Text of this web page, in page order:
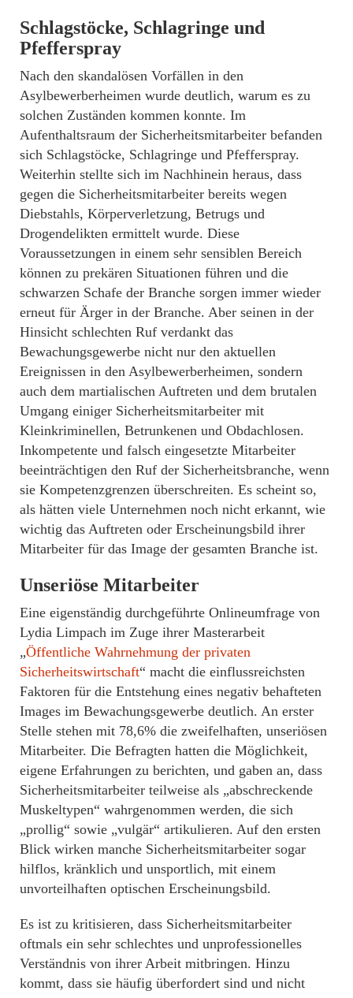
Schlagstöcke, Schlagringe und
Pfefferspray
Nach den skandalösen Vorfällen in den
Asylbewerberheimen wurde deutlich, warum es zu
solchen Zuständen kommen konnte. Im
Aufenthaltsraum der Sicherheitsmitarbeiter befanden
sich Schlagstöcke, Schlagringe und Pfefferspray.
Weiterhin stellte sich im Nachhinein heraus, dass
gegen die Sicherheitsmitarbeiter bereits wegen
Diebstahls, Körperverletzung, Betrugs und
Drogendelikten ermittelt wurde. Diese
Voraussetzungen in einem sehr sensiblen Bereich
können zu prekären Situationen führen und die
schwarzen Schafe der Branche sorgen immer wieder
erneut für Ärger in der Branche. Aber seinen in der
Hinsicht schlechten Ruf verdankt das
Bewachungsgewerbe nicht nur den aktuellen
Ereignissen in den Asylbewerberheimen, sondern
auch dem martialischen Auftreten und dem brutalen
Umgang einiger Sicherheitsmitarbeiter mit
Kleinkriminellen, Betrunkenen und Obdachlosen.
Inkompetente und falsch eingesetzte Mitarbeiter
beeinträchtigen den Ruf der Sicherheitsbranche, wenn
sie Kompetenzgrenzen überschreiten. Es scheint so,
als hätten viele Unternehmen noch nicht erkannt, wie
wichtig das Auftreten oder Erscheinungsbild ihrer
Mitarbeiter für das Image der gesamten Branche ist.
Unseriöse Mitarbeiter
Eine eigenständig durchgeführte Onlineumfrage von
Lydia Limpach im Zuge ihrer Masterarbeit
„Öffentliche Wahrnehmung der privaten
Sicherheitswirtschaft“ macht die einflussreichsten
Faktoren für die Entstehung eines negativ behafteten
Images im Bewachungsgewerbe deutlich. An erster
Stelle stehen mit 78,6% die zweifelhaften, unseriösen
Mitarbeiter. Die Befragten hatten die Möglichkeit,
eigene Erfahrungen zu berichten, und gaben an, dass
Sicherheitsmitarbeiter teilweise als „abschreckende
Muskeltypen“ wahrgenommen werden, die sich
„prollig“ sowie „vulgär“ artikulieren. Auf den ersten
Blick wirken manche Sicherheitsmitarbeiter sogar
hilflos, kränklich und unsportlich, mit einem
unvorteilhaften optischen Erscheinungsbild.
Es ist zu kritisieren, dass Sicherheitsmitarbeiter
oftmals ein sehr schlechtes und unprofessionelles
Verständnis von ihrer Arbeit mitbringen. Hinzu
kommt, dass sie häufig überfordert sind und nicht